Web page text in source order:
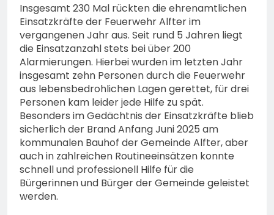
Insgesamt 230 Mal rückten die ehrenamtlichen
Einsatzkräfte der Feuerwehr Alfter im
vergangenen Jahr aus. Seit rund 5 Jahren liegt
die Einsatzanzahl stets bei über 200
Alarmierungen. Hierbei wurden im letzten Jahr
insgesamt zehn Personen durch die Feuerwehr
aus lebensbedrohlichen Lagen gerettet, für drei
Personen kam leider jede Hilfe zu spät.
Besonders im Gedächtnis der Einsatzkräfte blieb
sicherlich der Brand Anfang Juni 2025 am
kommunalen Bauhof der Gemeinde Alfter, aber
auch in zahlreichen Routineeinsätzen konnte
schnell und professionell Hilfe für die
Bürgerinnen und Bürger der Gemeinde geleistet
werden.